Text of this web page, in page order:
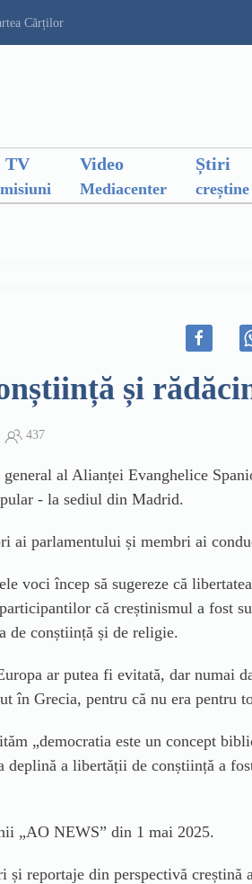
Cărților
TV Video
Mediacenter
Știri
creștine
și
437
general al Alianței Evanghelice
- la sediul din Madrid.
ai parlamentului și membri ai
voci încep să sugereze că
că creștinismul a fost
de conștiință și de religie.
ar putea fi evitată, dar numai
în Grecia, pentru că nu era pentru
„democratia este un concept
deplină a libertății de conștiință a
„AO NEWS” din 1 mai 2025.
reportaje din perspectivă creștină